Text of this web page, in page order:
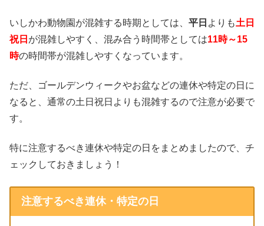
いしかわ動物園が混雑する時期としては、 平日 よりも土日
祝日 が混雑しやすく、混み合う時間帯としては11時～15
時の時間帯が混雑しやすくなっています。
ただ、ゴールデンウィークやお盆などの連休や特定の日に
なると、通常の土日祝日よりも混雑するので注意が必要で
す。
特に注意するべき連休や特定の日をまとめましたので、チ
ェックしておきましょう！
注意するべき連休・特定の日